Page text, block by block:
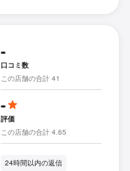
-
口コミ数
この店舗の合計 41
-
評価
この店舗の合計 4.65
24時間以内の返信